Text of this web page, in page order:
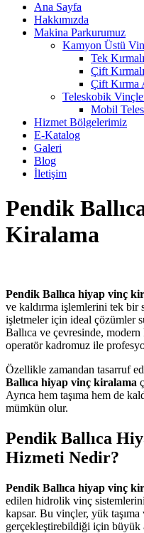
Ana Sayfa
Hakkımızda
Makina Parkurumuz
Kamyon Üstü
Tek Kırmalı
Çift Kırmalı
Çift Kırma
Teleskobik
Mobil
Hizmet Bölgelerimiz
E-Katalog
Galeri
Blog
İletişim
Pendik
Kiralama
Pendik Ballıca hiyap vinç
ve kaldırma işlemlerini tek bir
işletmeler için ideal çözümler
Ballıca ve çevresinde,
operatör kadromuz ile
Özellikle zamandan tasarruf
Ballıca hiyap vinç kiralama
Ayrıca hem taşıma hem de
mümkün olur.
Pendik Ballıca
Hizmeti Nedir?
Pendik Ballıca hiyap vinç
edilen hidrolik vinç
kapsar. Bu vinçler, yük taşıma
gerçekleştirebildiği için büyük